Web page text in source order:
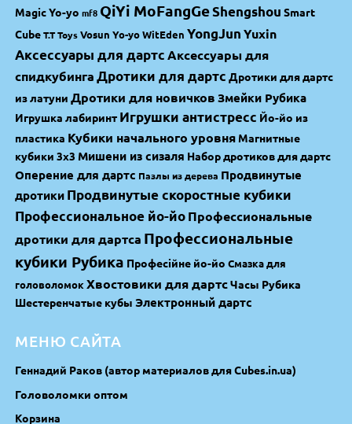
Magic Yo-yo mf8 QiYi MoFangGeShengshou Smart
Cube T.T Toys Vosun Yo-yoWitEden YongJun Yuxin
Аксессуары для дартс Аксессуары для
спидкубинга Дротики для дартс Дротики для дартс
из латуни Дротики для новичков Змейки Рубика
Игрушка лабиринт Игрушки антистресс Йо-йо из
пластика Кубики начального уровня Магнитные
кубики 3х3 Мишени из сизаля Набор дротиков для дартс
Оперение для дартс Пазлы из дерева Продвинутые
дротики Продвинутые скоростные кубики
Профессиональное йо-йоПрофессиональные
дротики для дартса Профессиональные
кубики Рубика Професійне йо-йо Смазка для
головоломокХвостовики для дартсЧасы Рубика
Шестеренчатые кубы Электронный дартс
МЕНЮ САЙТА
Геннадий Раков (автор материалов для Cubes.in.ua)
Головоломки оптом
Корзина